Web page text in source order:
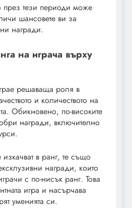
през тези периоди може
шансовете ви за
награди.
на играча върху
решаваща роля в
и количеството на
Обикновено, по-високите
награди, включително
в ранг, те също
награди, които
с по-нисък ранг. Това
игра и насърчава
уменията си.